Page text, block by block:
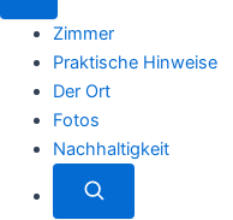
Menu
Zimmer
Praktische Hinweise
Der Ort
Fotos
Nachhaltigkeit